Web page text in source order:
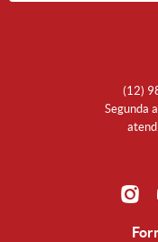
(12)
Segunda